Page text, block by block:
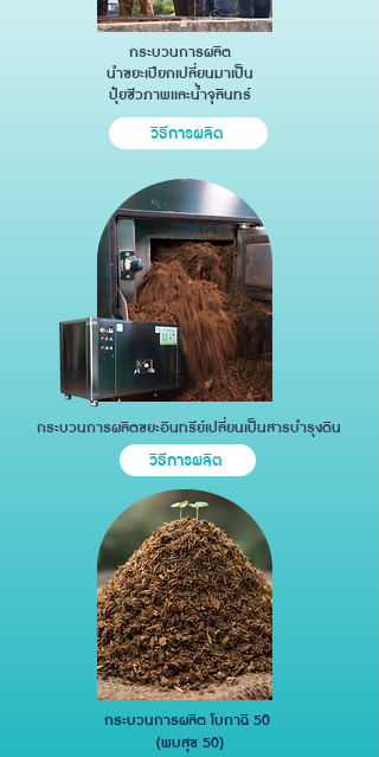
กระบวนการผลิต
นำขยะเปียกเปลี่ยนมาเป็น
ปุ๋ยชีวภาพเเละน้ำจุลินทร์
วิธีการผลิต
กระบวนการผลิตขยะอินทรีย์เปลี่ยนเป็นสารบำรุงดิน
วิธีการผลิต
กระบวนการผลิต โบกาฉิ 50
(พบสุข 50)